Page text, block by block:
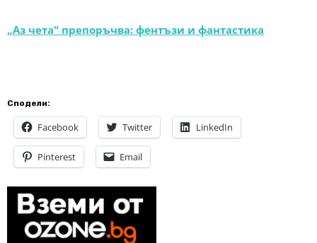
„Аз чета“ препоръчва: фентъзи и фантастика
Сподели:
Facebook Twitter LinkedIn
Pinterest Email